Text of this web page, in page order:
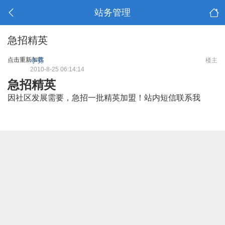
站务管理
急招精英
点击重新加载 楼主
小齐
2010-8-25 06:14:14
急招精英
因社区发展需要，急招一批精英加盟！站内短信联系我